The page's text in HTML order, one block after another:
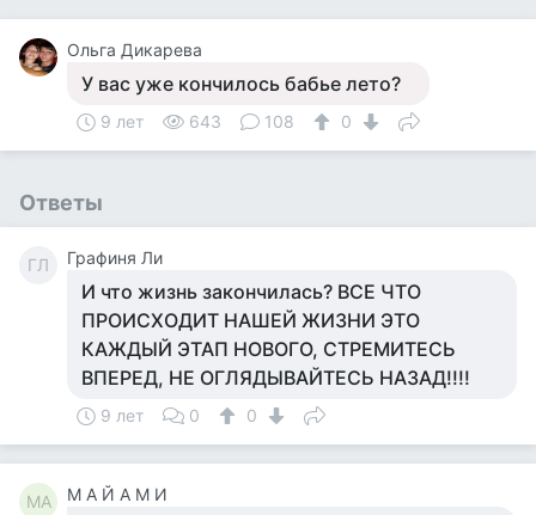
Ольга Дикарева
У вас уже кончилось бабье лето?
9 лет 643 108 0
Ответы
ГЛ Графиня Ли
И что жизнь закончилась? ВСЕ ЧТО
ПРОИСХОДИТ НАШЕЙ ЖИЗНИ ЭТО
КАЖДЫЙ ЭТАП НОВОГО, СТРЕМИТЕСЬ
ВПЕРЕД, НЕ ОГЛЯДЫВАЙТЕСЬ НАЗАД!!!!
9 лет 0 0
МА М А Й А М И